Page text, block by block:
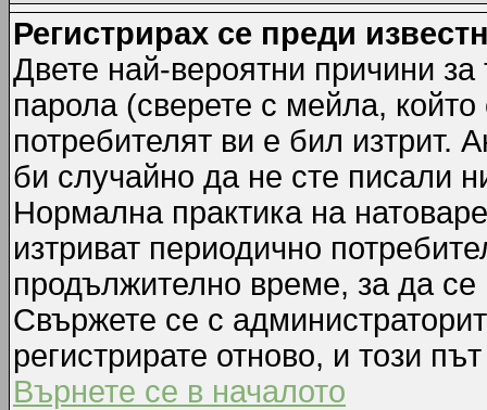
Регистрирах се преди
Двете най-вероятни причини
парола (сверете с мейла,
потребителят ви е бил изтрит.
би случайно да не сте писали
Нормална практика на
изтриват периодично
продължително време, за да
Свържете се с
регистрирате отново, и този
Върнете се в началото